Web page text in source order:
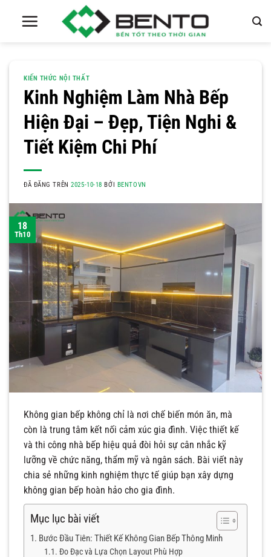
KIẾN THỨC NỘI THẤT
Kinh Nghiệm Làm Nhà Bếp
Hiện Đại – Đẹp, Tiện Nghi &
Tiết Kiệm Chi Phí
ĐÃ ĐĂNG TRÊN2025-10-18 BỞI BENTOVN
18
Th10
Không gian bếp không chỉ là nơi chế biến món ăn, mà
còn là trung tâm kết nối cảm xúc gia đình. Việc thiết kế
và thi công nhà bếp hiệu quả đòi hỏi sự cân nhắc kỹ
lưỡng về chức năng, thẩm mỹ và ngân sách. Bài viết này
chia sẻ những kinh nghiệm thực tế giúp bạn xây dựng
không gian bếp hoàn hảo cho gia đình.
Mục lục bài viết
Bước Đầu Tiên: Thiết Kế Không Gian Bếp Thông Minh
Đo Đạc và Lựa Chọn Layout Phù Hợp